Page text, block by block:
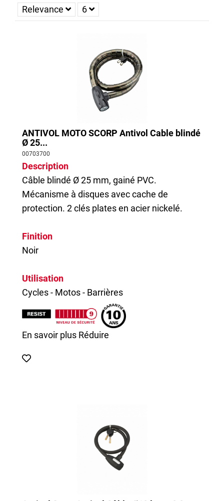
les risques de vol, il est conseillé d'attacher le cadre du vélo à un point fixe solide,
comme un arceau métallique. Si possible, il faut sécuriser également une roue avec le
Relevance 6
ANTIVOL MOTO SCORP Antivol Cable blindé
Ø 25...
00703700
Description
Câble blindé Ø 25 mm, gainé PVC.
Mécanisme à disques avec cache de
protection. 2 clés plates en acier nickelé.
Finition
Noir
Utilisation
Cycles - Motos - Barrières
En savoir plus Réduire